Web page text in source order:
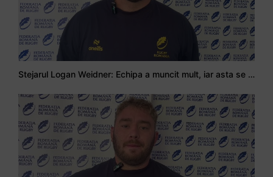
Stejarul Logan Weidner: Echipa a muncit mult, iar asta se va vedea în meciurile de la Nations Cup